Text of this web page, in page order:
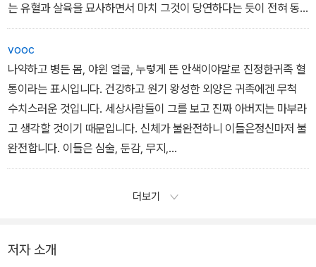
는 유혈과 살육을 묘사하면서 마치 그것이 당연하다는 듯이 전혀 동
요하는 빛없이 말하는 것도 괴이하다는 것이었다. 국왕은 그런 파괴
적인 무기는 분명 인류의 대적인 사악한 악마가 최초로 만들어 낸 무
기였을 거라고 말했다.
왕은 자신의 입장을 이렇게 밝혔다. 그는 예술과 자연의 분야에서 새
로운 것을 발견하는 것을 무엇보다도 즐겁게 여기지만, 그런 끔찍한
무기의 비밀을 아느니 차라리 그의 왕국 절반을 포기하겠다는 것이
다. 또 내가 목숨을 소중하게 여긴다면 앞으로 그런 말을 다시는 하지
말라고 명령했다.
vooc
나약하고 병든 몸, 야윈 얼굴, 누렇게 뜬 안색이야말로 진정한귀족 혈
통이라는 표시입니다. 건강하고 원기 왕성한 외양은 귀족에겐 무척
수치스러운 것입니다. 세상사람들이 그를 보고 진짜 아버지는 마부라
고 생각할 것이기 때문입니다. 신체가 불완전하니 이들은정신마저 불
완전합니다. 이들은 심술, 둔감, 무지,
변덕, 호색, 오만의 혼합물입니다. 이런 걸출한 집단의 동의 없이는 어
더보기
저자 소개